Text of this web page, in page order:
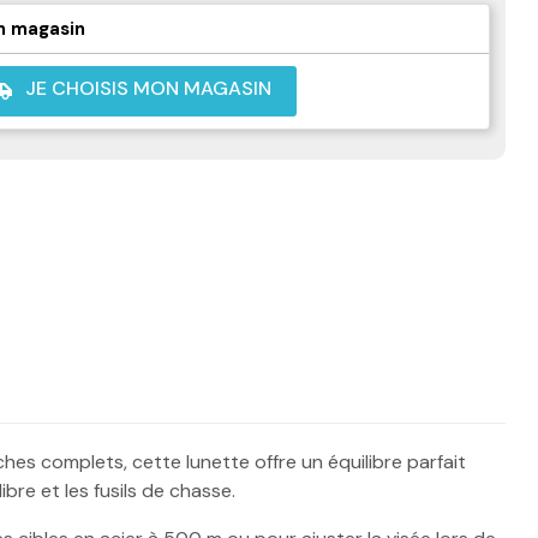
magasin
JE CHOISIS MON MAGASIN
complets, cette lunette offre un équilibre parfait
et les fusils de chasse.